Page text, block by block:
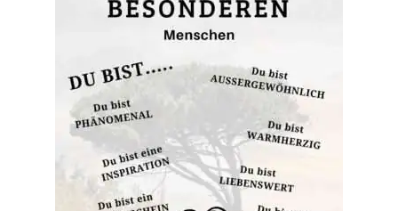
Mein Konto
Richtlinie für Rückerstattungen und Rückgaben